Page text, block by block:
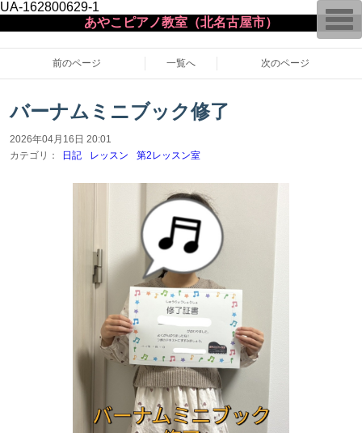
UA-162800629-1
あやこピアノ教室（北名古屋市）
前のページ 一覧へ 次のページ
バーナムミニブック修了
2026年04月16日 20:01
カテゴリ：
日記 レッスン 第2レッスン室
T
o
g
g